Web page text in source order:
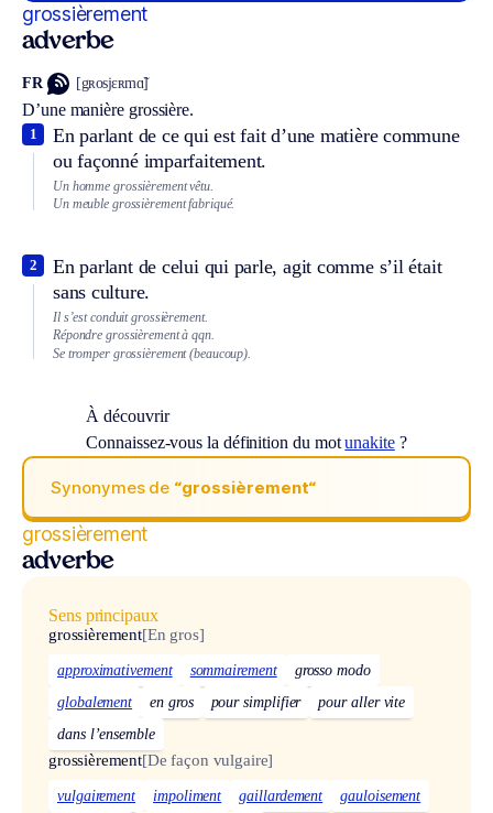
grossièrement
adverbe
FR [gʀosjɛʀmɑ̃]
D’une manière grossière.
En parlant de ce qui est fait d’une matière commune
ou façonné imparfaitement.
1
Un homme grossièrement vêtu.
Un meuble grossièrement fabriqué.
En parlant de celui qui parle, agit comme s’il était
sans culture.
2
Il s’est conduit grossièrement.
Répondre grossièrement à qqn.
Se tromper grossièrement (beaucoup).
À découvrir
Connaissez-vous la définition du motunakite?
Synonymes de “grossièrement“
grossièrement
adverbe
Sens principaux
grossièrement[En gros]
approximativement sommairement
grosso modo
globalement
en gros pour simplifier
pour aller vite
dans l’ensemble
grossièrement[De façon vulgaire]
vulgairement impoliment gaillardement
gauloisement